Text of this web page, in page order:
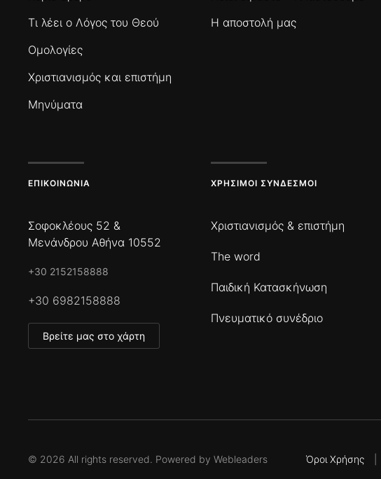
Τι λέει ο Λόγος του Θεού
Ομολογίες
Χριστιανισμός και επιστήμη
Μηνύματα
Η αποστολή μας
ΕΠΙΚΟΙΝΩΝΊΑ
Σοφοκλέους 52 &
Μενάνδρου Αθήνα 10552
+30 2152158888
+30 6982158888
Βρείτε μας στο χάρτη
ΧΡΉΣΙΜΟΙ ΣΎΝΔΕΣΜΟΙ
Χριστιανισμός & επιστήμη
The word
Παιδική Κατασκήνωση
Πνευματικό συνέδριο
© 2026 All rights reserved. Powered by Webleaders Όροι Χρήσης|